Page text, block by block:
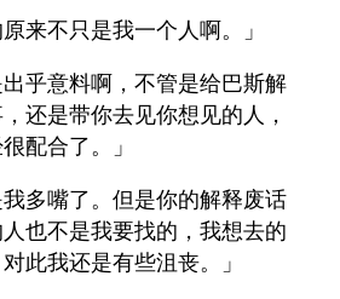
来不只是我一个人啊。」
出乎意料啊，不管是给巴斯解
还是带你去见你想见的人，
配合了。」
我多嘴了。但是你的解释废话
也不是我要找的，我想去的
此我还是有些沮丧。」